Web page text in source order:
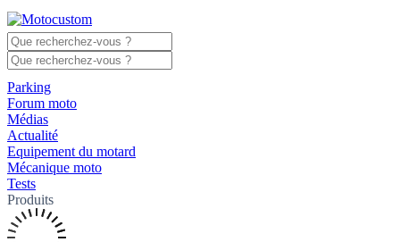
Parking
Forum moto
Médias
Actualité
Equipement du motard
Mécanique moto
Tests
Produits